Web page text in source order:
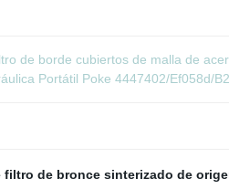
de borde cubiertos de malla de
Portátil Poke 4447402/Ef058d/
filtro de bronce sinterizado de